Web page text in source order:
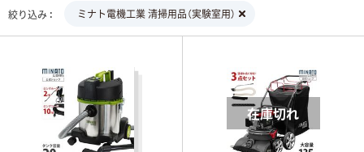
絞り込み ミナト電機工業 清掃用品（実験室用）